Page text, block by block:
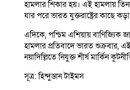
হামলার শিকার হয়। এই হামলায়
যার পরে ভারত যুক্তরাষ্ট্রের কাছে
এদিকে, পশ্চিম এশিয়ায় বাণিজ্যিক
হামলার প্রতিবাদে ভারত শুক্রবার,
নয়াদিল্লিতে নিযুক্ত শীর্ষ মার্কিন
সূত্র: হিন্দুস্তান টাইমস